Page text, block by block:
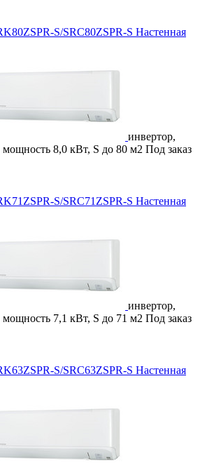
S/SRC80ZSPR-S Настенная
инвертор,
мощность 8,0 кВт, S до 80 м2 Под заказ
S/SRC71ZSPR-S Настенная
инвертор,
мощность 7,1 кВт, S до 71 м2 Под заказ
S/SRC63ZSPR-S Настенная